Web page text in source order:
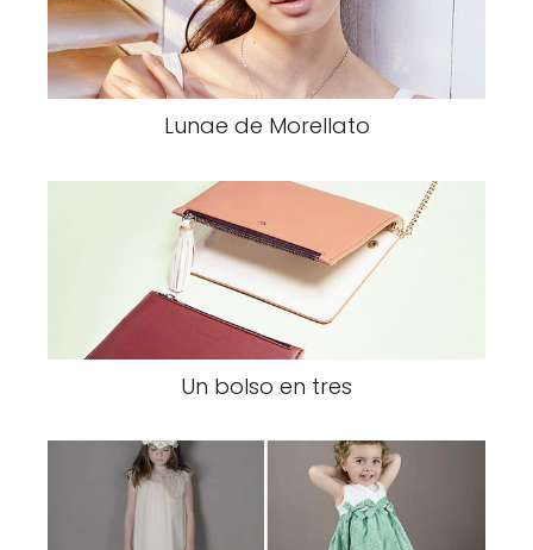
Lunae de Morellato
Un bolso en tres